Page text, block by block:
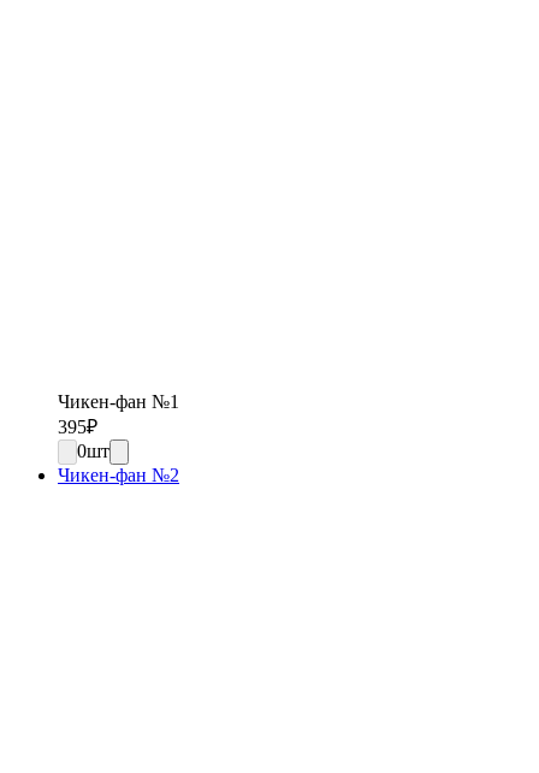
Чикен-фан №1
395₽
0шт
Чикен-фан №2